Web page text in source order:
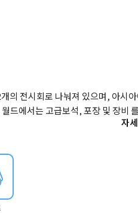
의 전시회로 나눠져 있으며, 아시
드에서는 고급보석, 포장 및 장비
자